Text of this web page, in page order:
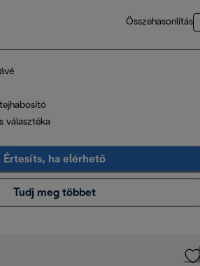
Összehasonlítás
választéka
Értesíts, ha elérhető
Tudj meg többet